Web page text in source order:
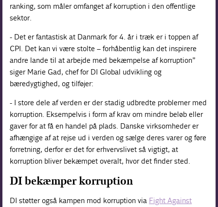
ranking, som måler omfanget af korruption i den offentlige
sektor.
- Det er fantastisk at Danmark for 4. år i træk er i toppen af
CPI. Det kan vi være stolte – forhåbentlig kan det inspirere
andre lande til at arbejde med bekæmpelse af korruption”
siger Marie Gad, chef for DI Global udvikling og
bæredygtighed, og tilføjer:
- I store dele af verden er der stadig udbredte problemer med
korruption. Eksempelvis i form af krav om mindre beløb eller
gaver for at få en handel på plads. Danske virksomheder er
afhængige af at rejse ud i verden og sælge deres varer og føre
forretning, derfor er det for erhvervslivet så vigtigt, at
korruption bliver bekæmpet overalt, hvor det finder sted.
DI bekæmper korruption
DI støtter også kampen mod korruption via Fight Against